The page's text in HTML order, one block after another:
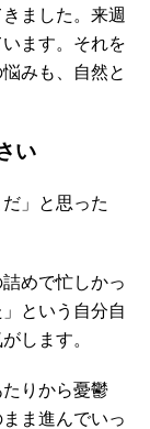
ました。来週
ます。それを
みも、自然と
い
」と思った
めで忙しかっ
という自分自
します。
りから憂鬱
ま進んでいっ